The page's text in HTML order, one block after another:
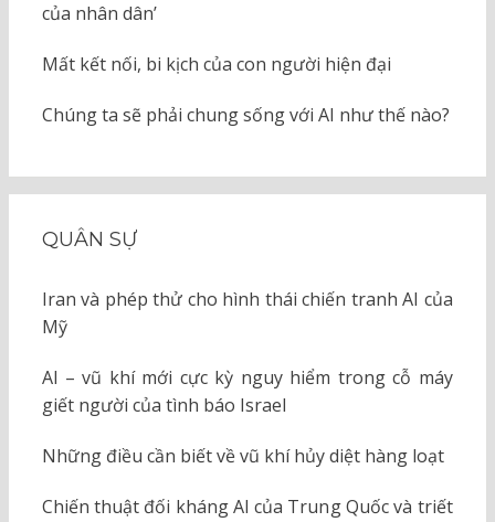
của nhân dân’
Mất kết nối, bi kịch của con người hiện đại
Chúng ta sẽ phải chung sống với AI như thế nào?
QUÂN SỰ
Iran và phép thử cho hình thái chiến tranh AI của
Mỹ
AI – vũ khí mới cực kỳ nguy hiểm trong cỗ máy
giết người của tình báo Israel
Những điều cần biết về vũ khí hủy diệt hàng loạt
Chiến thuật đối kháng AI của Trung Quốc và triết